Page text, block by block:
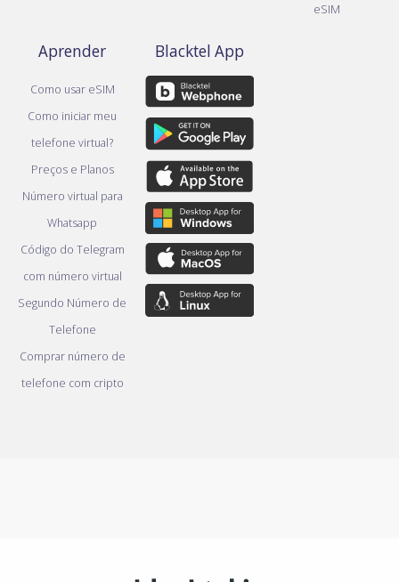
eSIM
Aprender
Como usar eSIM
Como iniciar meu
telefone virtual?
Preços e Planos
Número virtual para
Whatsapp
Código do Telegram
com número virtual
Segundo Número de
Telefone
Comprar número de
telefone com cripto
Blacktel App